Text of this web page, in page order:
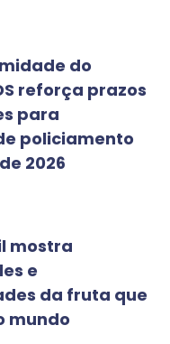
do
reforça prazos
para
policiamento
2026
mostra
e
da fruta que
mundo